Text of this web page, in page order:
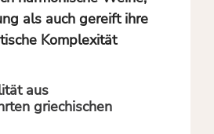
als auch gereift ihre
Komplexität
aus
griechischen